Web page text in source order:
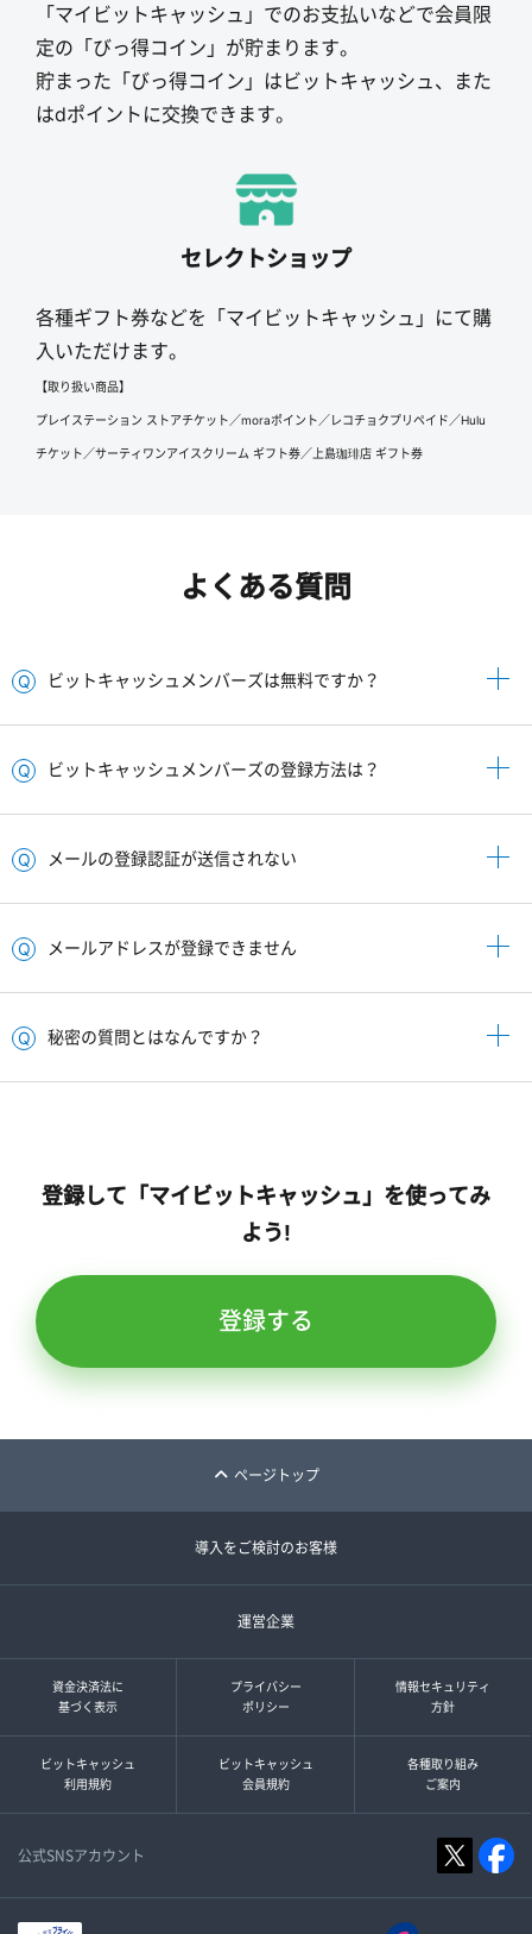
「マイビットキャッシュ」でのお支払いなどで会員限
定の「びっ得コイン」が貯まります。
貯まった「びっ得コイン」はビットキャッシュ、また
はdポイントに交換できます。
セレクトショップ
各種ギフト券などを「マイビットキャッシュ」にて購
入いただけます。
【取り扱い商品】
プレイステーション ストアチケット／moraポイント／レコチョクプリペイド／Hulu
チケット／サーティワンアイスクリーム ギフト券／上島珈琲店 ギフト券
よくある質問
ビットキャッシュメンバーズは無料ですか？
ビットキャッシュメンバーズの登録方法は？
メールの登録認証が送信されない
メールアドレスが登録できません
秘密の質問とはなんですか？
登録して「マイビットキャッシュ」を使ってみ
よう!
登録する
ページトップ
導入をご検討のお客様
運営企業
資金決済法に
基づく表示
プライバシー
ポリシー
情報セキュリティ
方針
ビットキャッシュ
利用規約
ビットキャッシュ
会員規約
各種取り組み
ご案内
公式SNSアカウント